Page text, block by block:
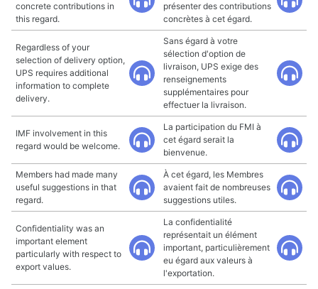
concrete contributions in
this regard.
présenter des contributions
concrètes à cet égard.
Regardless of your
selection of delivery option,
UPS requires additional
information to complete
delivery.
Sans égard à votre
sélection d'option de
livraison, UPS exige des
renseignements
supplémentaires pour
effectuer la livraison.
IMF involvement in this
regard would be welcome.
La participation du FMI à
cet égard serait la
bienvenue.
Members had made many
useful suggestions in that
regard.
À cet égard, les Membres
avaient fait de nombreuses
suggestions utiles.
Confidentiality was an
important element
particularly with respect to
export values.
La confidentialité
représentait un élément
important, particulièrement
eu égard aux valeurs à
l'exportation.